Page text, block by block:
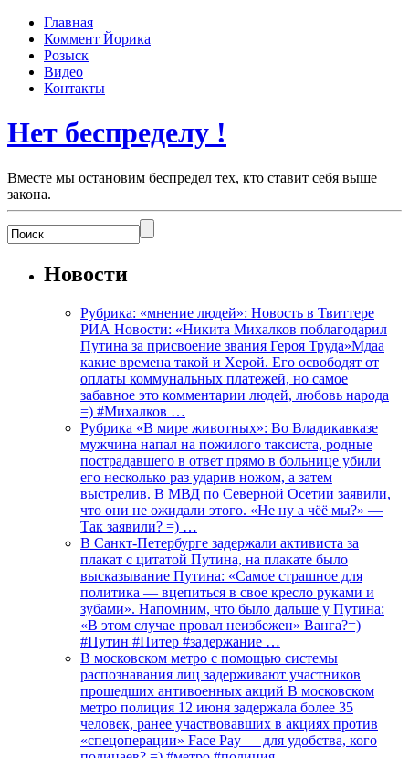
Главная
Коммент Йорика
Розыск
Видео
Контакты
Нет беспределу !
Вместе мы остановим беспредел тех, кто ставит себя выше
закона.
Новости
Рубрика: «мнение людей»: Новость в Твиттере
РИА Новости: «Никита Михалков поблагодарил
Путина за присвоение звания Героя Труда»Мдаа
какие времена такой и Херой. Его освободят от
оплаты коммунальных платежей, но самое
забавное это комментарии людей, любовь народа
=) #Михалков …
Рубрика «В мире животных»: Во Владикавказе
мужчина напал на пожилого таксиста, родные
пострадавшего в ответ прямо в больнице убили
его несколько раз ударив ножом, а затем
выстрелив. В МВД по Северной Осетии заявили,
что они не ожидали этого. «Не ну а чёё мы?» —
Так заявили? =) …
В Санкт-Петербурге задержали активиста за
плакат с цитатой Путина, на плакате было
высказывание Путина: «Самое страшное для
политика — вцепиться в свое кресло руками и
зубами». Напомним, что было дальше у Путина:
«В этом случае провал неизбежен» Ванга?=)
#Путин #Питер #задержание …
В московском метро с помощью системы
распознавания лиц задерживают участников
прошедших антивоенных акций В московском
метро полиция 12 июня задержала более 35
человек, ранее участвовавших в акциях против
«спецоперации» Face Pay — для удобства, кого